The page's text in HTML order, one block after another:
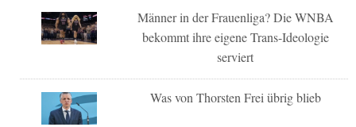
Männer in der Frauenliga? Die WNBA
bekommt ihre eigene Trans-Ideologie
serviert
Was von Thorsten Frei übrig blieb